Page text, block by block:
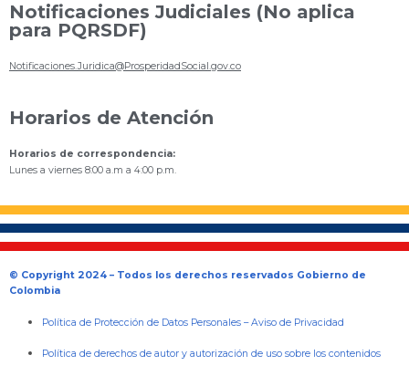
Notificaciones Judiciales (No aplica
para PQRSDF)
Notificaciones.Juridica@ProsperidadSocial.gov.co
Horarios de Atención
Horarios de correspondencia:
Lunes a viernes 8:00 a.m a 4:00 p.m.
© Copyright 2024 – Todos los derechos reservados Gobierno de
Colombia
Política de Protección de Datos Personales –Aviso de Privacidad
Política de derechos de autor y autorización de uso sobre los contenidos